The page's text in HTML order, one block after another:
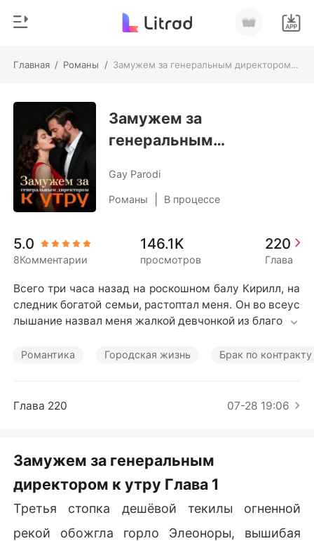
Главная / Романы / Замужем за генеральным директором к утру
0
Пополнить
История чтения
Выйти
Скачать приложение
Жанр
Соврем
Оборотни
Романы
Миллиард
Короткие Рассказы
Замужем за
генеральным
Gay Parodi
Романы В процессе
5.0
8Комментарии
146.1K
просмотров
220
Глава
Всего три часа назад на роскошном балу Кирилл, на
следник богатой семьи, растоптал меня. Он во всеус
лышание назвал меня жалкой девчонкой из благотво
серьез.
но провела ночь с незнакомцем. Утром выяснилось,
он заставил меня подписать брачный контракт.
ти из ЗАГСа, как мне позвонили из полиции: мой брат
-отличник оказался за решеткой. Он услышал, как Ки
Романтика Городская жизнь Брак по контракту
Глава 220 07-28 19:06
Замужем за генеральным
директором к утру Глава 1
Третья стопка дешёвой текилы огненной
рекой обожгла горло Элеоноры, вышибая